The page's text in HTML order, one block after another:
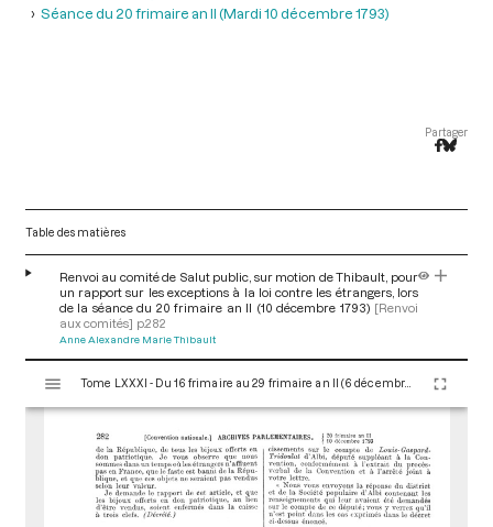
Séance du 20 frimaire an II (Mardi 10 décembre 1793)
Partager
Table des matières
Renvoi au comité de Salut public, sur motion de Thibault, pour
un rapport sur les exceptions à la loi contre les étrangers, lors
de la séance du 20 frimaire an II (10 décembre 1793) [Renvoi
aux comités] p.282
Anne Alexandre Marie Thibault
s
Tome LXXXI - Du 16 frimaire au 29 frimaire an II (6 décembre au 19 décembre 1793)